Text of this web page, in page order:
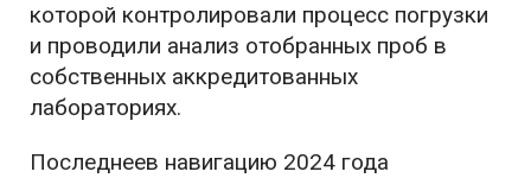
которой контролировали процесс погрузки
и проводили анализ отобранных проб в
собственных аккредитованных
лабораториях.
Последнеев навигацию 2024 года